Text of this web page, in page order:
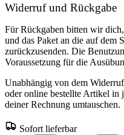
Widerruf und Rückgabe
Für Rückgaben bitten wir
und das Paket an die auf dem
zurückzusenden. Die
Voraussetzung für die
Unabhängig von dem
oder online bestellte Artikel in
deiner Rechnung umtauschen.
Sofort lieferbar